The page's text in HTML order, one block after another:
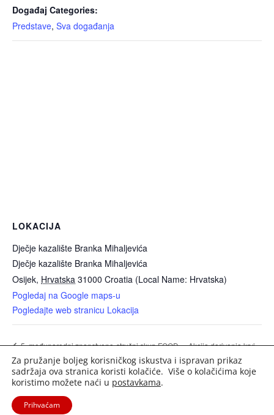
Događaj Categories:
Predstave, Sva događanja
LOKACIJA
Dječje kazalište Branka Mihaljevića
Dječje kazalište Branka Mihaljevića
Osijek, Hrvatska 31000 Croatia (Local Name: Hrvatska)
Pogledaj na Google maps-u
Pogledajte web stranicu Lokacija
5. međunarodni znanstveno-stručni skup FOOD
INDUSTRY BY-PRODUCTS
Akcija darivanja krvi –
JVP Osijek
2020. Portal Osijek.in | Sva prava pridržana. |
Za pružanje boljeg korisničkog iskustva i ispravan prikaz
sadržaja ova stranica koristi kolačiće. Više o kolačićima koje
koristimo možete naći u postavkama.
Prihvaćam